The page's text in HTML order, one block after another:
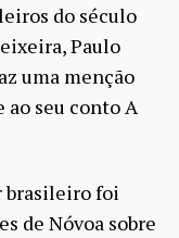
do século
Paulo
uma menção
ao seu conto A
brasileiro foi
de Nóvoa sobre